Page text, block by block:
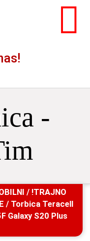
-
/ !TRAJNO
/ Torbica Teracell
Galaxy S20 Plus